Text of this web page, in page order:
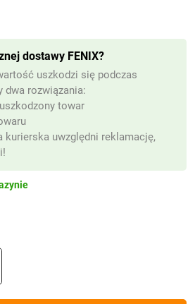
dostawy FENIX?
uszkodzi się podczas
dwa rozwiązania:
towar
kurierska uwzględni reklamację,